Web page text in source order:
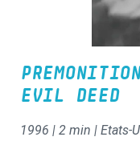
EVIL DEED
1996 | 2 min | Etats-